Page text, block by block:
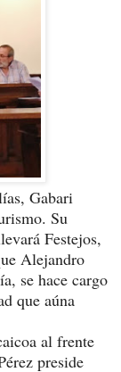
Gabari
Su
Festejos,
Alejandro
se hace cargo
que aúna
al frente
preside